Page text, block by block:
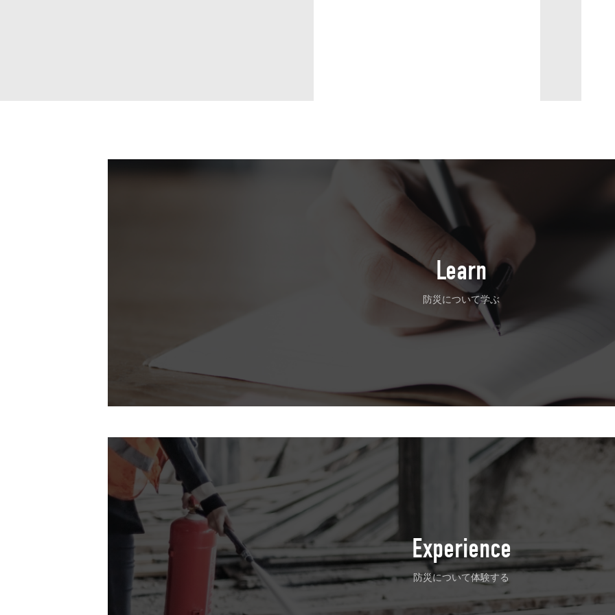
Learn
防災について学ぶ
Experience
防災について体験する